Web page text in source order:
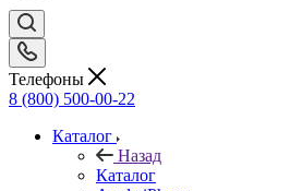
Телефоны
8 (800) 500-00-22
Каталог
Назад
Каталог